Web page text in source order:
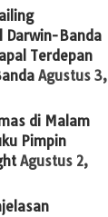
Darwin-Banda
Terdepan
Agustus 3,
di Malam
Pimpin
Agustus 2,